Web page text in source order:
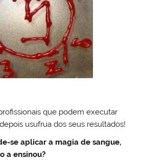
que podem executar
usufrua dos seus resultados!
se aplicar a magia de sangue,
a ensinou?